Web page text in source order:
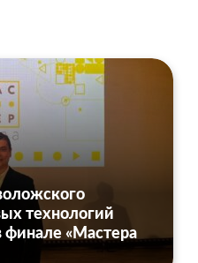
технологий
финале «Мастера